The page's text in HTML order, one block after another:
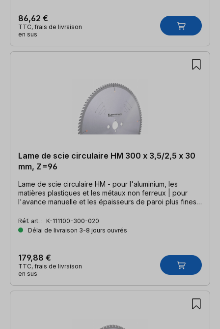
86,62 €
TTC, frais de livraison
en sus
Lame de scie circulaire HM 300 x 3,5/2,5 x 30
mm, Z=96
Lame de scie circulaire HM - pour l'aluminium, les
matières plastiques et les métaux non ferreux | pour
l'avance manuelle et les épaisseurs de paroi plus fines |
Réf. art. : K-111100-300-020
Délai de livraison 3-8 jours ouvrés
179,88 €
TTC, frais de livraison
en sus